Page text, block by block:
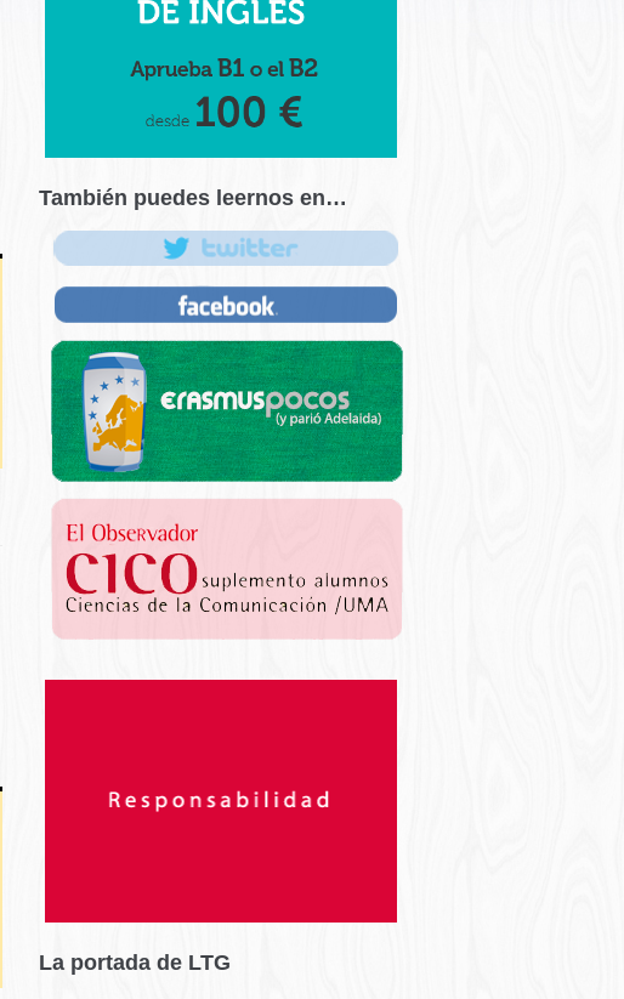
También puedes leernos en…
La portada de LTG